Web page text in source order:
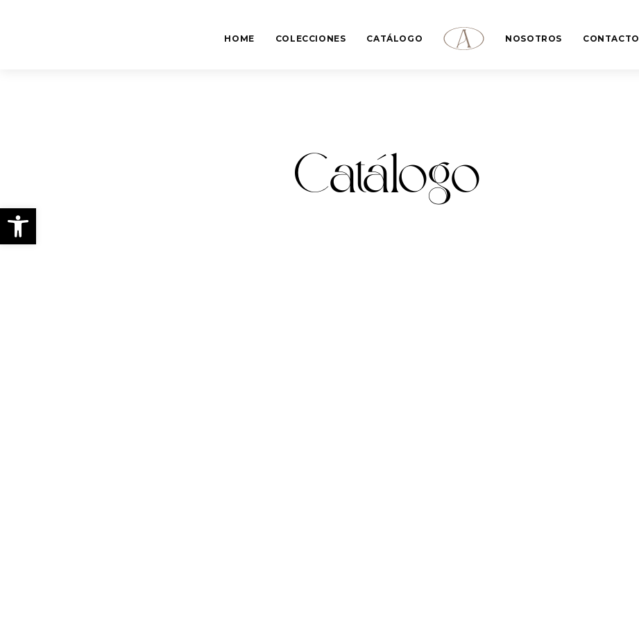
Abrir barra de herramientas
HOME COLECCIONES CATÁLOGO NOSOTROS CONTACTO
Catálogo